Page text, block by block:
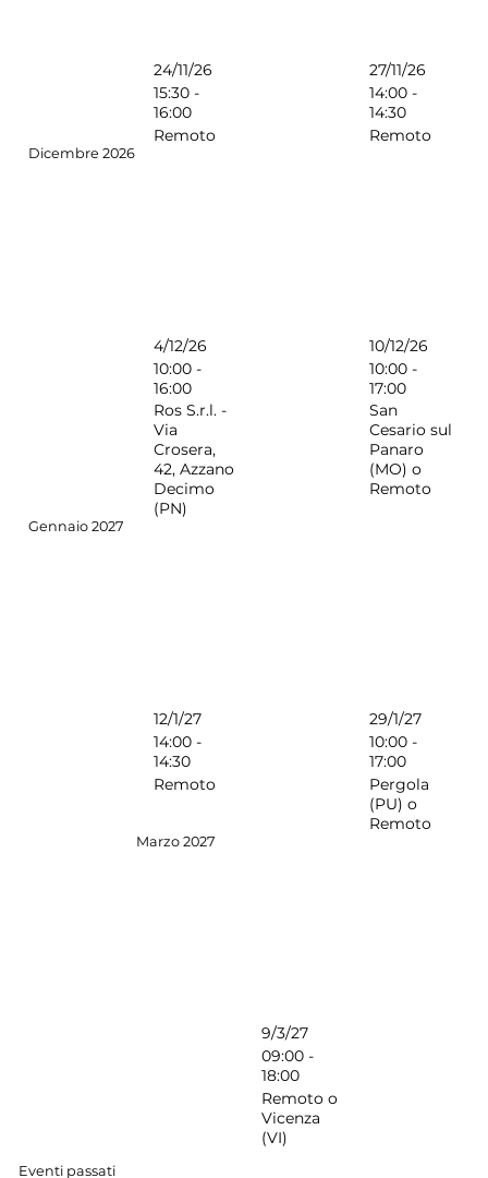
24/11/26
15:30 -
16:00
Remoto
27/11/26
14:00 -
14:30
Remoto
Dicembre 2026
4/12/26
10:00 -
16:00
Ros S.r.l. -
Via
Crosera,
42, Azzano
Decimo
(PN)
10/12/26
10:00 -
17:00
San
Cesario sul
Panaro
(MO) o
Remoto
Gennaio 2027
12/1/27
14:00 -
14:30
Remoto
29/1/27
10:00 -
17:00
Pergola
(PU) o
Remoto
Marzo 2027
9/3/27
09:00 -
18:00
Remoto o
Vicenza
(VI)
Eventi passati